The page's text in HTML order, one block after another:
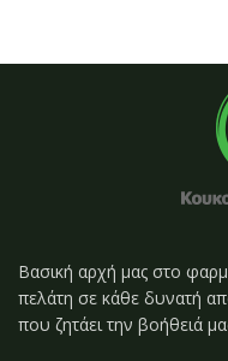
Βασική αρχή μας στο
πελάτη σε κάθε δυνατή
που ζητάει την βοήθειά